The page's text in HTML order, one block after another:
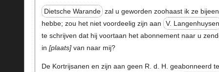
Dietsche Warande zal u geworden zoohaast ik ze bijeen
hebbe; zou het niet voordeelig zijn aan
V. Langenhuysen
te schrijven dat hij voortaan het abonnement naar u
in plaats van naar mij?
De Kortrijsanen en zijn aan geen R. d. H. geabonneerd te